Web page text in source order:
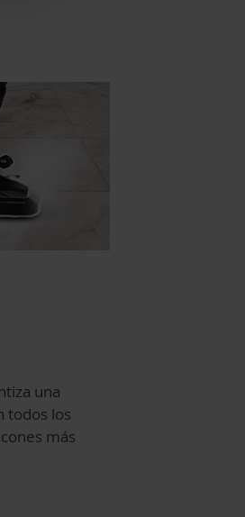
una
todos los
más